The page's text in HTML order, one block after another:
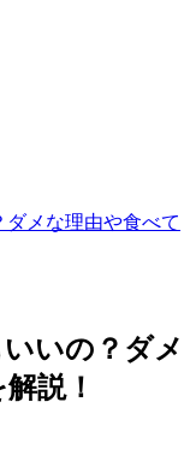
メな理由や食べて
いの？ダメ
説！